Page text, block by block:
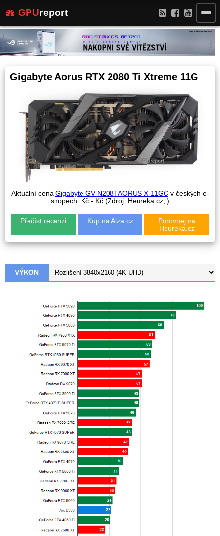
GPUreport
Gigabyte Aorus RTX 2080 Ti Xtreme 11G
Aktuální cena Gigabyte GV-N208TAORUS X-11GCv českých e-
shopech: Kč - Kč (Zdroj: Heureka.cz, )
Přečíst recenzi Kup na Alza.cz
Porovnej na
Heureka.cz
VÝKON